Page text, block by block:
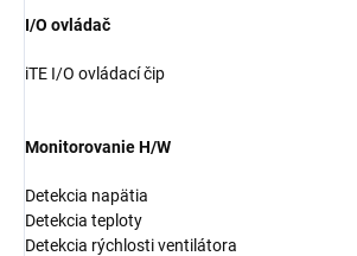
I/O ovládač
iTE I/O ovládací čip
Monitorovanie H/W
Detekcia napätia
Detekcia teploty
Detekcia rýchlosti ventilátora